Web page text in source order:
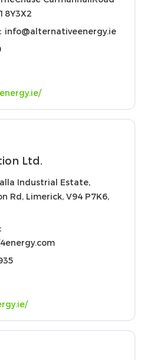
info@alternativeenergy.ie
Ltd.
Industrial Estate,
Rd, Limerick, V94 P7K6,